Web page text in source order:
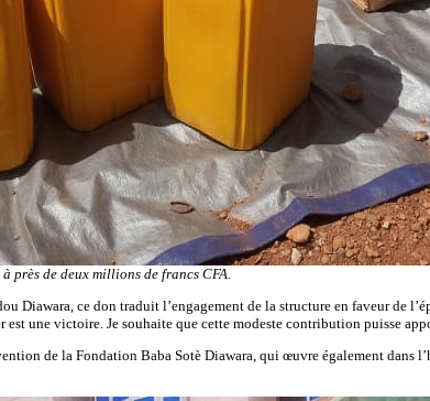
près de deux millions de francs CFA.
Diawara, ce don traduit l’engagement de la structure en faveur de
est une victoire. Je souhaite que cette modeste contribution puisse
de la Fondation Baba Sotè Diawara, qui œuvre également dans